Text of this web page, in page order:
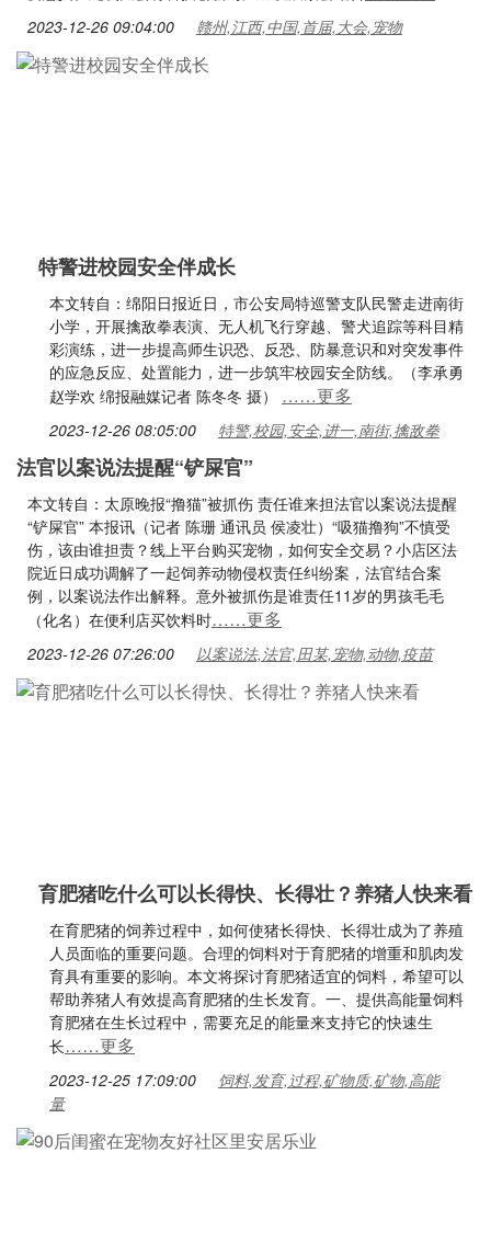
2023-12-26 09:04:00 赣州,江西,中国,首届,大会,宠物
特警进校园安全伴成长
本文转自：绵阳日报近日，市公安局特巡警支队民警走进南街
小学，开展擒敌拳表演、无人机飞行穿越、警犬追踪等科目精
彩演练，进一步提高师生识恐、反恐、防暴意识和对突发事件
的应急反应、处置能力，进一步筑牢校园安全防线。（李承勇
赵学欢 绵报融媒记者 陈冬冬 摄） ……更多
2023-12-26 08:05:00 特警,校园,安全,进一,南街,擒敌拳
法官以案说法提醒“铲屎官”
本文转自：太原晚报“撸猫”被抓伤 责任谁来担法官以案说法提醒
“铲屎官” 本报讯（记者 陈珊 通讯员 侯凌壮）“吸猫撸狗”不慎受
伤，该由谁担责？线上平台购买宠物，如何安全交易？小店区法
院近日成功调解了一起饲养动物侵权责任纠纷案，法官结合案
例，以案说法作出解释。意外被抓伤是谁责任11岁的男孩毛毛
（化名）在便利店买饮料时……更多
2023-12-26 07:26:00 以案说法,法官,田某,宠物,动物,疫苗
育肥猪吃什么可以长得快、长得壮？养猪人快来看
在育肥猪的饲养过程中，如何使猪长得快、长得壮成为了养殖
人员面临的重要问题。合理的饲料对于育肥猪的增重和肌肉发
育具有重要的影响。本文将探讨育肥猪适宜的饲料，希望可以
帮助养猪人有效提高育肥猪的生长发育。一、提供高能量饲料
育肥猪在生长过程中，需要充足的能量来支持它的快速生
长……更多
2023-12-25 17:09:00
饲料,发育,过程,矿物质,矿物,高能
量